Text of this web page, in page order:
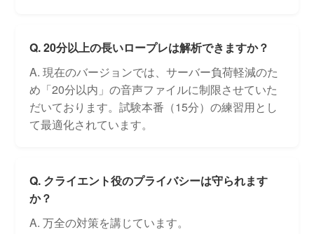
Q. 20分以上の長いロープレは解析できますか？
A. 現在のバージョンでは、サーバー負荷軽減のた
め「20分以内」の音声ファイルに制限させていた
だいております。試験本番（15分）の練習用とし
て最適化されています。
Q. クライエント役のプライバシーは守られます
か？
A. 万全の対策を講じています。